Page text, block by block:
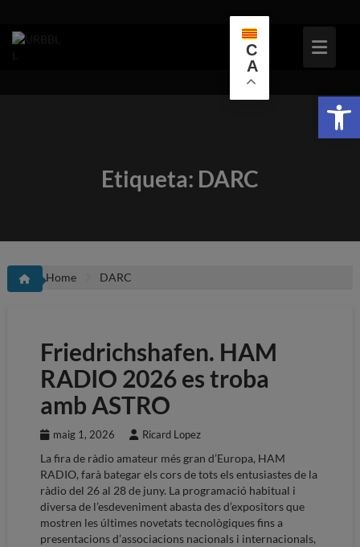
content
Etiqueta: DARC
Home DARC
Friedrichshafen. HAM
RADIO 2026 es troba
amb ASTRO
maig 1, 2026 Ricard Lopez
La fira de ràdio amateur més gran d’Europa, HAM
RADIO, farà bategar els cors de tots els entusiastes de la
ràdio del 26 al 28 de juny. La programació habitual i
diversa de l’esdeveniment abasta des d’expositors que
mostren les últimes novetats tecnològiques fins a
presentacions d’associacions nacionals i internacionals,
C
A